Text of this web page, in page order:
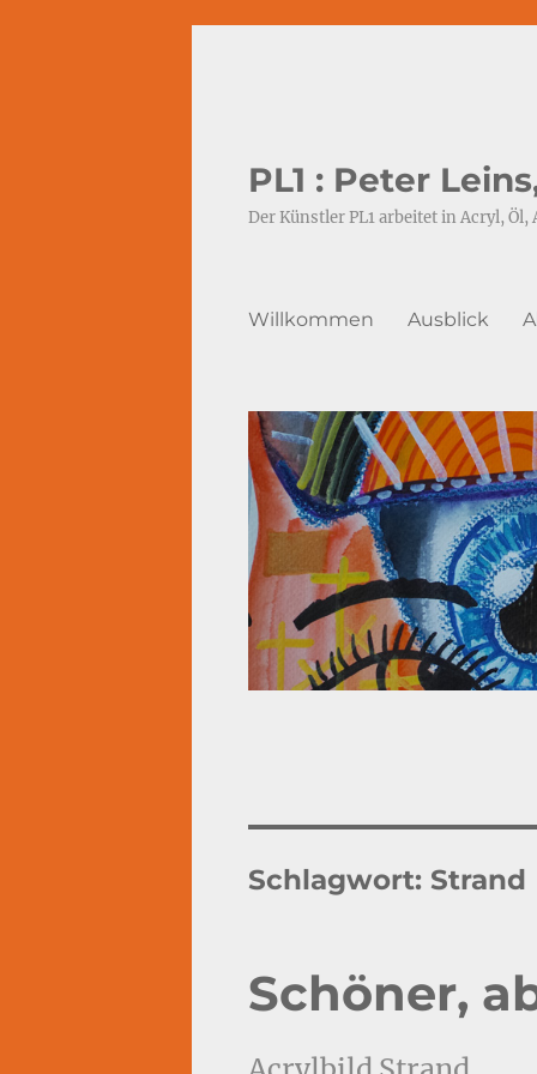
PL1 : Peter
Der Künstler PL1 arbeitet in Acryl, Öl,
Willkommen Ausblick
Schlagwort: Strand
Schöner,